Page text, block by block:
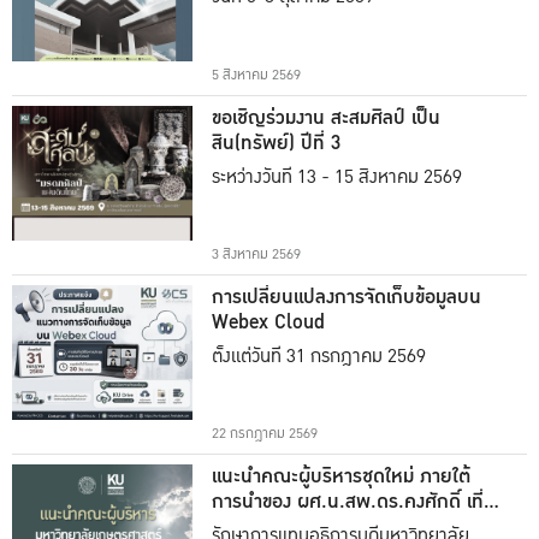
5 สิงหาคม 2569
ขอเชิญร่วมงาน สะสมศิลป์ เป็น
สิน(ทรัพย์) ปีที่ 3
ระหว่างวันที่ 13 - 15 สิงหาคม 2569
3 สิงหาคม 2569
การเปลี่ยนแปลงการจัดเก็บข้อมูลบน
Webex Cloud
ตั้งแต่วันที่ 31 กรกฎาคม 2569
22 กรกฎาคม 2569
แนะนำคณะผู้บริหารชุดใหม่ ภายใต้
การนำของ ผศ.น.สพ.ดร.คงศักดิ์ เที่ยง
ธรรม